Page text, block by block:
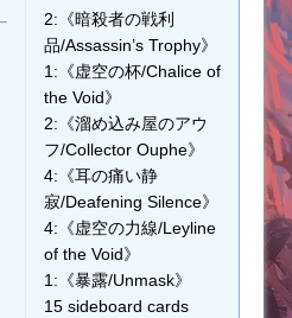
2:《暗殺者の戦利
品/Assassin’s Trophy》
1:《虚空の杯/Chalice of
the Void》
2:《溜め込み屋のアウ
フ/Collector Ouphe》
4:《耳の痛い静
寂/Deafening Silence》
4:《虚空の力線/Leyline
of the Void》
1:《暴露/Unmask》
15 sideboard cards